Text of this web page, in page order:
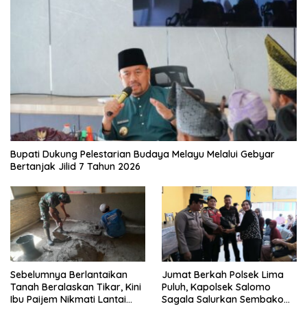
Bupati Dukung Pelestarian Budaya Melayu Melalui Gebyar
Bertanjak Jilid 7 Tahun 2026
Sebelumnya Berlantaikan
Tanah Beralaskan Tikar, Kini
Ibu Paijem Nikmati Lantai
Jumat Berkah Polsek Lima
Puluh, Kapolsek Salomo
Sagala Salurkan Sembako